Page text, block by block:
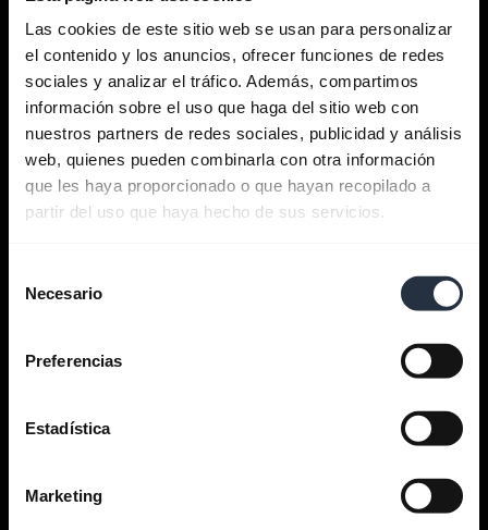
Las cookies de este sitio web se usan para personalizar
el contenido y los anuncios, ofrecer funciones de redes
sociales y analizar el tráfico. Además, compartimos
información sobre el uso que haga del sitio web con
nuestros partners de redes sociales, publicidad y análisis
web, quienes pueden combinarla con otra información
que les haya proporcionado o que hayan recopilado a
partir del uso que haya hecho de sus servicios.
Necesario
Preferencias
Estadística
Marketing
Buscar ayuda
Aplicaciones Jabra
Jabra Direct
Asistencia para su producto
Guía de sincronización Bluetooth